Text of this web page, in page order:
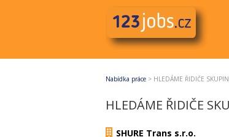
Nabídka práce > HLEDÁME ŘIDIČE
HLEDÁME ŘIDIČE
SHURE Trans s.r.o.